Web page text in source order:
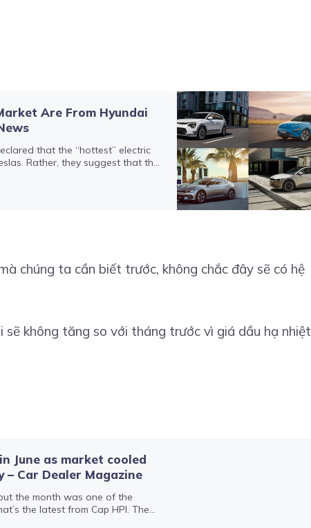
Are From Hyundai
that the “hottest” electric
Rather, they suggest that the
chúng ta cần biết trước, không chắc đây sẽ có hệ
sẽ không tăng so với tháng trước vì giá dầu hạ nhiệt
June as market cooled
– Car Dealer Magazine
the month was one of the
the latest from Cap HPI. The